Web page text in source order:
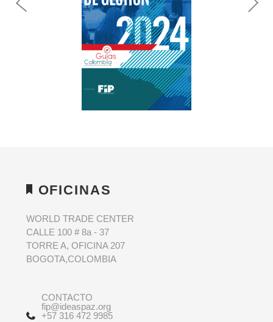
OFICINAS
WORLD TRADE CENTER
CALLE 100 # 8a - 37
TORRE A, OFICINA 207
BOGOTA,COLOMBIA
CONTACTO
fip@ideaspaz.org
+57 316 472 9985